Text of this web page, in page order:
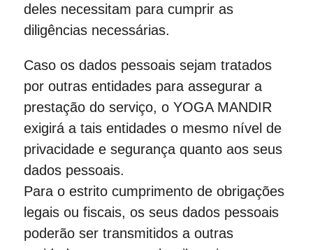
deles necessitam para cumprir as
diligências necessárias.
Caso os dados pessoais sejam tratados
por outras entidades para assegurar a
prestação do serviço, o YOGA MANDIR
exigirá a tais entidades o mesmo nível de
privacidade e segurança quanto aos seus
dados pessoais.
Para o estrito cumprimento de obrigações
legais ou fiscais, os seus dados pessoais
poderão ser transmitidos a outras